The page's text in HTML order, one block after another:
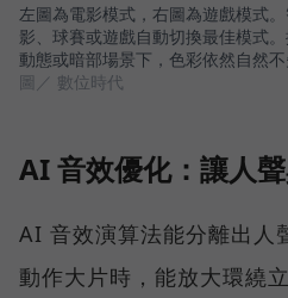
左圖為電影模式，右圖為遊戲模式
影、球賽或遊戲自動切換最佳模式
動態或暗部場景下，色彩依然自然不
圖／ 數位時代
AI 音效優化：讓人
AI 音效演算法能分離出人
動作大片時，能放大環繞